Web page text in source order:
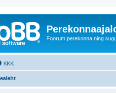
Foorum perekonna ning
KKK